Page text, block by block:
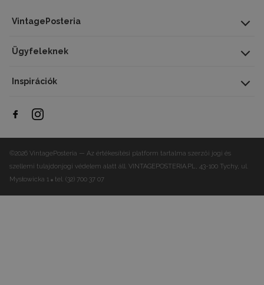
VintagePosteria
Ügyfeleknek
Inspirációk
©2026 VintagePosteria — Az értékesítési platform tartalma szerzői jogi és
szellemi tulajdonjogi védelem alatt áll. VINTAGEPOSTERIA.PL, 43-100 Tychy, ul.
Mysłowicka 1
tel. (32) 700 37 07